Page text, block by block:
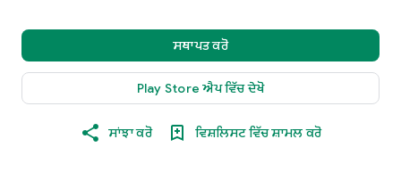
ਸਥਾਪਤ ਕਰੋ
Play Store ਐਪ ਵਿੱਚ ਦੇਖੋ
ਸਾਂਝਾ ਕਰੋ ਵਿਸ਼ਲਿਸਟ ਵਿੱਚ ਸ਼ਾਮਲ ਕਰੋ